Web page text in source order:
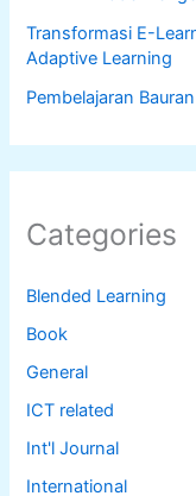
Transformasi E-
Adaptive Learning
Pembelajaran
Categories
Blended Learning
Book
General
ICT related
Int'l Journal
International